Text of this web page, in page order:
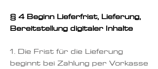
§ 4 Beginn Lieferfrist, Lieferung,
Bereitstellung digitaler Inhalte
1. Die Frist für die Lieferung
beginnt bei Zahlung per Vorkasse